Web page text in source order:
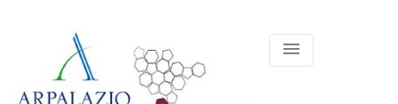
menu